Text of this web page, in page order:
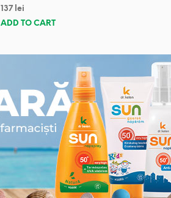
137 lei
ADD TO CART